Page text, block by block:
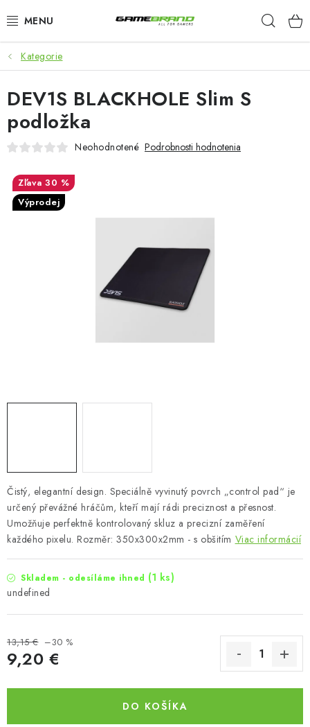
na
KATEGORIE
FILMY A SERIÁLY
HRY
PŘEDOBJEDNÁVKY
Doprava a platba Kontakt
Kategorie
Čistý, elegantní design. Speciálně vyvinutý povrch „control pad“ je
určený převážné hráčům, kteří mají rádi preciznost a přesnost.
Umožňuje perfektně kontrolovaný skluz a precizní zaměření
každého pixelu. Rozměr: 350x300x2mm - s obšitím Viac informácií
Skladem - odesíláme ihned (1 ks)
undefined
13,15 € –30 %
9,20 €
DO KOŠÍKA
DEV1S BLACKHOLE Slim S
podložka
Neohodnotené Podrobnosti hodnotenia
30 %
Výprodej